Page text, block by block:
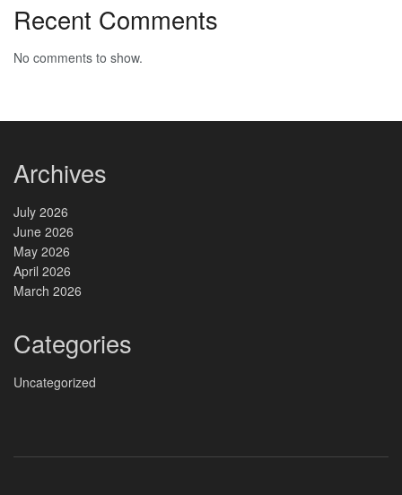
Recent Comments
No comments to show.
Archives
July 2026
June 2026
May 2026
April 2026
March 2026
Categories
Uncategorized